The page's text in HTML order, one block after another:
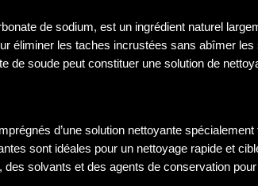
de sodium, est un ingrédient naturel
éliminer les taches incrustées sans abîmer
de soude peut constituer une solution de
d’une solution nettoyante
sont idéales pour un nettoyage rapide et
solvants et des agents de conservation